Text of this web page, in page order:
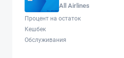
All Airlines
Процент на остаток
Кешбек
Обслуживания